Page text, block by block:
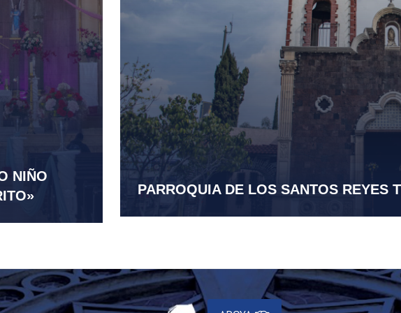
NIÑO
PARROQUIA DE LOS SANTOS REYES